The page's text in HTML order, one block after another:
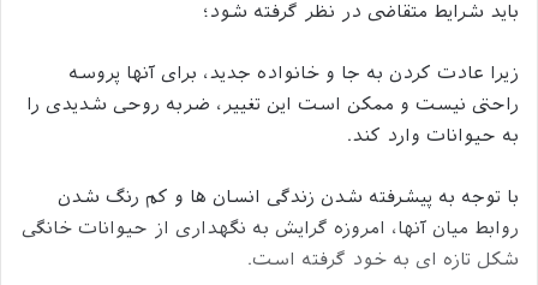
باید شرایط متقاضی در نظر گرفته شود؛
زیرا عادت کردن به جا و خانواده جدید، برای آنها پروسه
راحتی نیست و ممکن است این تغییر، ضربه روحی شدیدی را
به حیوانات وارد کند.
با توجه به پیشرفته شدن زندگی انسان‌ ها و کم رنگ شدن
روابط میان آنها، امروزه گرایش به نگهداری از حیوانات خانگی
شکل تازه ای به خود گرفته است.